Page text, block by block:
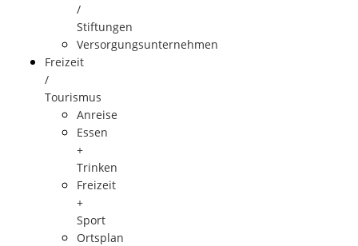
/
Stiftungen
Versorgungsunternehmen
Freizeit
/
Tourismus
Anreise
Essen
+
Trinken
Freizeit
+
Sport
Ortsplan